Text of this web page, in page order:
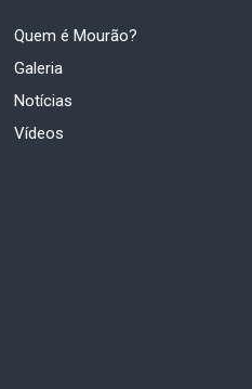
Quem é Mourão?
Galeria
Notícias
Vídeos